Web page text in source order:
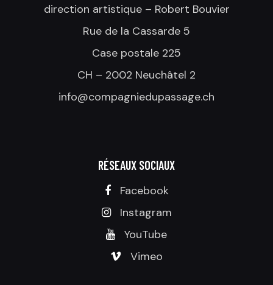
direction artistique – Robert Bouvier
Rue de la Cassarde 5
Case postale 225
CH – 2002 Neuchâtel 2
info@compagniedupassage.ch
RÉSEAUX SOCIAUX
Facebook
Instagram
YouTube
Vimeo